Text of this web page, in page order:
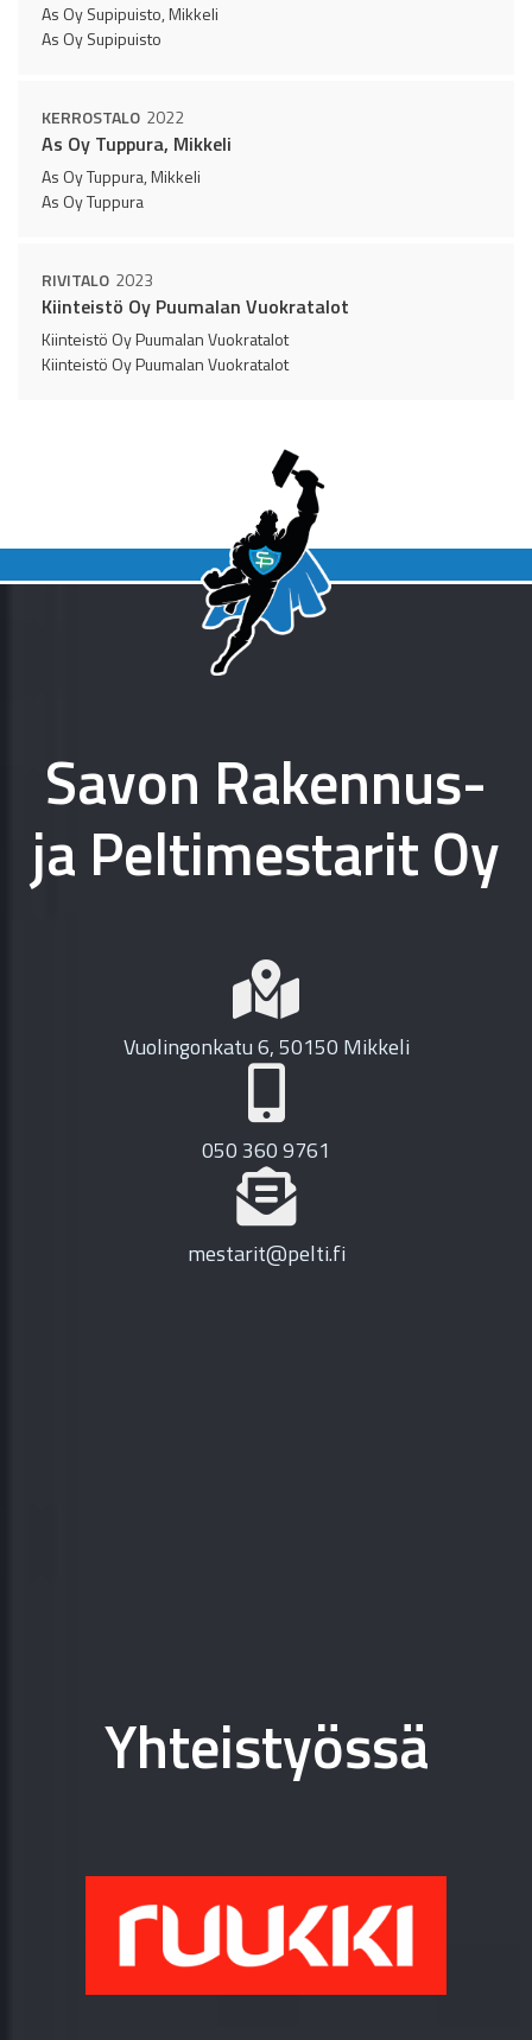
As Oy Supipuisto, Mikkeli
As Oy Supipuisto
KERROSTALO 2022
As Oy Tuppura, Mikkeli
As Oy Tuppura, Mikkeli
As Oy Tuppura
RIVITALO 2023
Kiinteistö Oy Puumalan Vuokratalot
Kiinteistö Oy Puumalan Vuokratalot
Kiinteistö Oy Puumalan Vuokratalot
Savon Rakennus-
ja Peltimestarit Oy
Vuolingonkatu 6, 50150 Mikkeli
050 360 9761
mestarit@pelti.fi
Yhteistyössä